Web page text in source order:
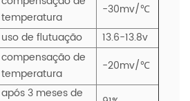
temperatura
-30mv/℃
uso de flutuação
13.6-13.8v
compensação de
temperatura
-20mv/℃
após 3 meses de